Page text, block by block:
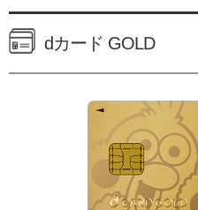
dカード GOLD